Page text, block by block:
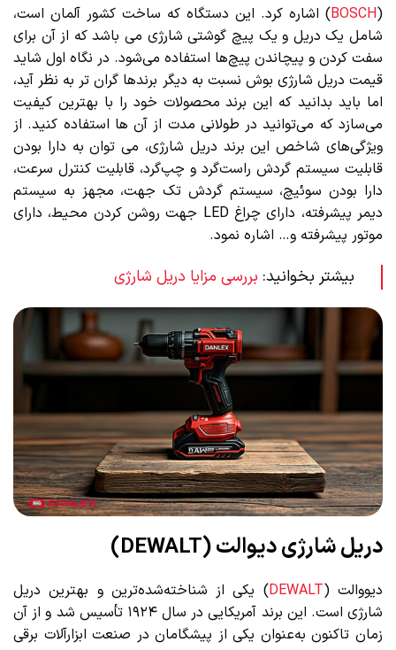
(
BOSCH) اشاره کرد. این دستگاه که ساخت کشور آلمان است،
شامل یک دریل و یک پیچ گوشتی شارژی می باشد که از آن برای
سفت کردن و پیچاندن پیچ‌ها استفاده می‌شود. در نگاه اول شاید
قیمت دریل شارژی بوش نسبت به دیگر برندها گران تر به نظر آید،
اما باید بدانید که این برند محصولات خود را با بهترین کیفیت
می‌سازد که می‌توانید در طولانی مدت از آن ها استفاده کنید. از
ویژگی‌های شاخص این برند دریل شارژی، می توان به دارا بودن
قابلیت سیستم گردش راست‌گرد و چپ‌گرد، قابلیت کنترل سرعت،
دارا بودن سوئیچ، سیستم گردش تک جهت، مجهز به سیستم
دیمر پیشرفته، دارای چراغ LED جهت روشن کردن محیط، دارای
موتور پیشرفته و… اشاره نمود.
بیشتر بخوانید: بررسی مزایا دریل شارژی
دریل شارژی دیوالت (DEWALT)
دیووالت (DEWALT) یکی از شناخته‌شده‌ترین و بهترین دریل
شارژی است. این برند آمریکایی در سال ۱۹۲۴ تأسیس شد و از آن
زمان تاکنون به‌عنوان یکی از پیشگامان در صنعت ابزارآلات برقی